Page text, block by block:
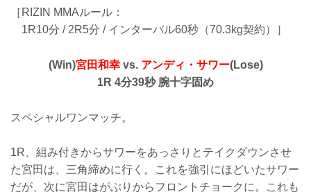
［RIZIN MMAルール：
1R10分 / 2R5分 / インターバル60秒（70.3kg契約）］
(Win)宮田和幸vs. アンディ・サワー(Lose)
1R 4分39秒 腕十字固め
スペシャルワンマッチ。
1R、組み付きからサワーをあっさりとテイクダウンさせ
た宮田は、三角締めに行く。これを強引にほどいたサワー
だが、次に宮田はがぶりからフロントチョークに。これも